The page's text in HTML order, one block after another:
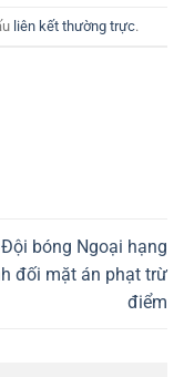
liên kết thường trực.
bóng Ngoại hạng
đối mặt án phạt trừ
điểm